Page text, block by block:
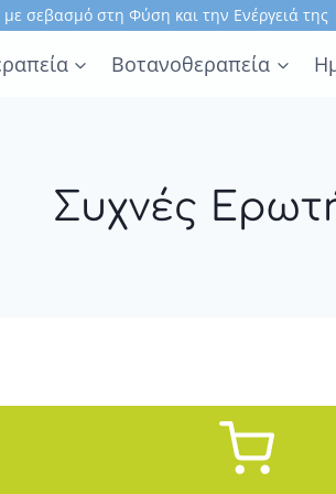
με σεβασμό στη Φύση και την Ενέργειά
Βοτανοθεραπεία
Συχνές